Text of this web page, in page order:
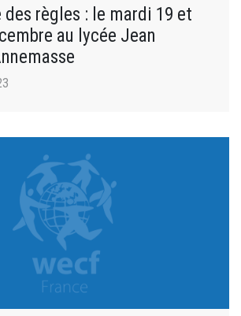
des règles : le mardi 19 et
au lycée Jean